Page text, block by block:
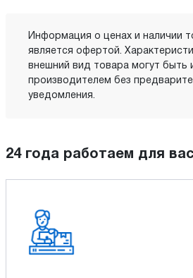
Информация о ценах и наличии
является офертой.
внешний вид товара могут
производителем без
уведомления.
24 года работаем для вас